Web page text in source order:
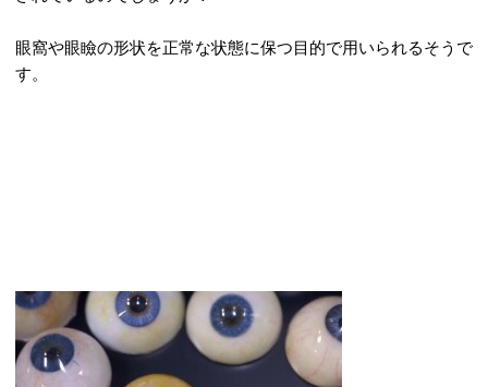
眼窩や眼瞼の形状を正常な状態に保つ目的で用いられるそうで
す。